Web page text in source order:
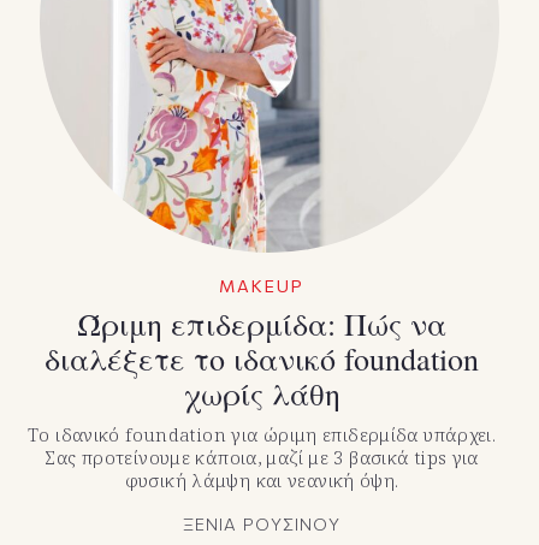
MAKEUP
Ώριμη επιδερμίδα: Πώς να
διαλέξετε το ιδανικό foundation
χωρίς λάθη
Το ιδανικό foundation για ώριμη επιδερμίδα υπάρχει.
Σας προτείνουμε κάποια, μαζί με 3 βασικά tips για
φυσική λάμψη και νεανική όψη.
ΞΕΝΙΑ ΡΟΥΣΙΝΟΥ